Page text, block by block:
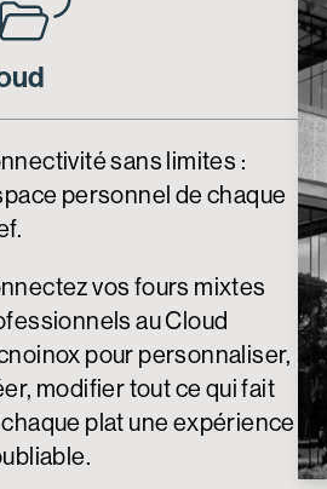
sans limites :
personnel de chaque
vos fours mixtes
au Cloud
pour personnaliser,
modifier tout ce qui fait
plat une expérience